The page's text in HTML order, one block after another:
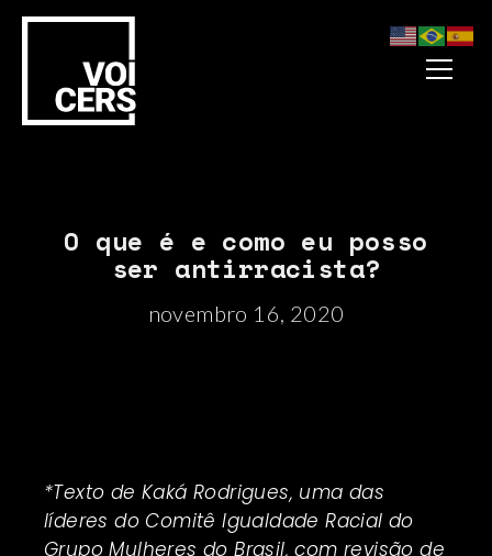
O que é e como eu posso
ser antirracista?
novembro 16, 2020
*Texto de Kaká Rodrigues, uma das
líderes do Comitê Igualdade Racial do
Grupo Mulheres do Brasil, com revisão de